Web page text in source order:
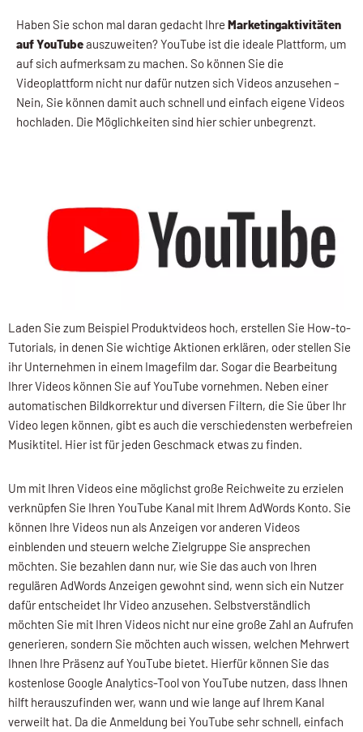
Haben Sie schon mal daran gedacht Ihre Marketingaktivitäten
auf YouTubeauszuweiten? YouTube ist die ideale Plattform, um
auf sich aufmerksam zu machen. So können Sie die
Videoplattform nicht nur dafür nutzen sich Videos anzusehen –
Nein, Sie können damit auch schnell und einfach eigene Videos
hochladen. Die Möglichkeiten sind hier schier unbegrenzt.
Laden Sie zum Beispiel Produktvideos hoch, erstellen Sie How-to-
Tutorials, in denen Sie wichtige Aktionen erklären, oder stellen Sie
ihr Unternehmen in einem Imagefilm dar. Sogar die Bearbeitung
Ihrer Videos können Sie auf YouTube vornehmen. Neben einer
automatischen Bildkorrektur und diversen Filtern, die Sie über Ihr
Video legen können, gibt es auch die verschiedensten werbefreien
Musiktitel. Hier ist für jeden Geschmack etwas zu finden.
Um mit Ihren Videos eine möglichst große Reichweite zu erzielen
verknüpfen Sie Ihren YouTube Kanal mit Ihrem AdWords Konto. Sie
können Ihre Videos nun als Anzeigen vor anderen Videos
einblenden und steuern welche Zielgruppe Sie ansprechen
möchten. Sie bezahlen dann nur, wie Sie das auch von Ihren
regulären AdWords Anzeigen gewohnt sind, wenn sich ein Nutzer
dafür entscheidet Ihr Video anzusehen. Selbstverständlich
möchten Sie mit Ihren Videos nicht nur eine große Zahl an Aufrufen
generieren, sondern Sie möchten auch wissen, welchen Mehrwert
Ihnen Ihre Präsenz auf YouTube bietet. Hierfür können Sie das
kostenlose Google Analytics-Tool von YouTube nutzen, dass Ihnen
hilft herauszufinden wer, wann und wie lange auf Ihrem Kanal
verweilt hat. Da die Anmeldung bei YouTube sehr schnell, einfach